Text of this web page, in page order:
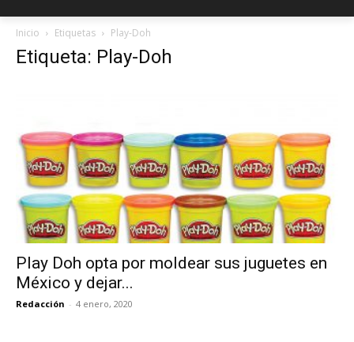
Inicio Etiquetas Play-Doh
Etiqueta: Play-Doh
Play Doh opta por moldear sus juguetes en
México y dejar...
Redacción - 4 enero, 2020